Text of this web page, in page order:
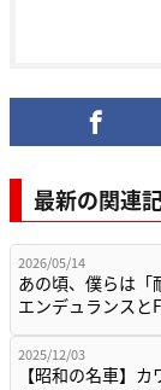
最新の関連
2026/05/14
あの頃、僕らは「
エンデュランス
2025/12/03
【昭和の名車】カ